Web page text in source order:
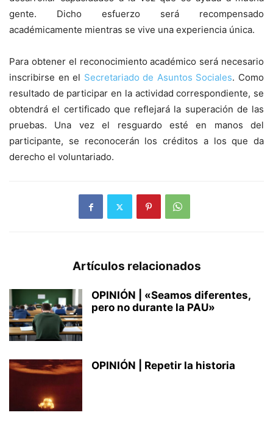
gente. Dicho esfuerzo será recompensado
académicamente mientras se vive una experiencia única.
Para obtener el reconocimiento académico será necesario
inscribirse en el Secretariado de Asuntos Sociales. Como
resultado de participar en la actividad correspondiente, se
obtendrá el certificado que reflejará la superación de las
pruebas. Una vez el resguardo esté en manos del
participante, se reconocerán los créditos a los que da
derecho el voluntariado.
Artículos relacionados
OPINIÓN | «Seamos diferentes,
pero no durante la PAU»
OPINIÓN | Repetir la historia